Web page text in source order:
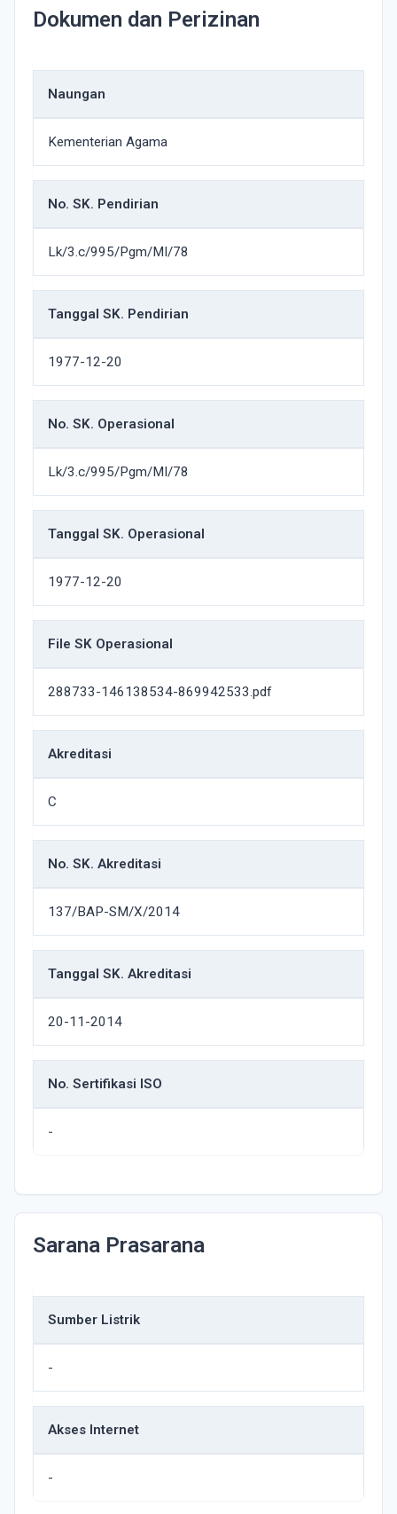
Dokumen dan Perizinan
Naungan
Kementerian Agama
No. SK. Pendirian
Lk/3.c/995/Pgm/MI/78
Tanggal SK. Pendirian
1977-12-20
No. SK. Operasional
Lk/3.c/995/Pgm/MI/78
Tanggal SK. Operasional
1977-12-20
File SK Operasional
288733-146138534-869942533.pdf
Akreditasi
C
No. SK. Akreditasi
137/BAP-SM/X/2014
Tanggal SK. Akreditasi
20-11-2014
No. Sertifikasi ISO
-
Sarana Prasarana
Sumber Listrik
-
Akses Internet
-